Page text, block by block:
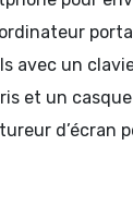
avec un
et un
d’écran